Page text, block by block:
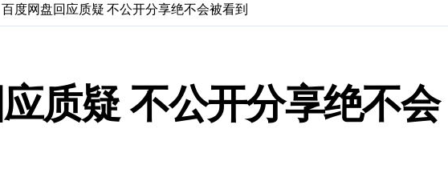
时尚，尽显潮流魅力
定制主题潮爆登场
百度网盘回应质疑 不公开分享绝不会被看到
质疑 不公开分享绝不会